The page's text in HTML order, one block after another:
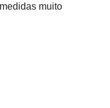
muito